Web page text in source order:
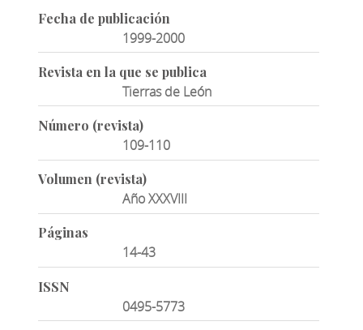
Fecha de publicación
1999-2000
Revista en la que se publica
Tierras de León
Número (revista)
109-110
Volumen (revista)
Año XXXVIII
Páginas
14-43
ISSN
0495-5773